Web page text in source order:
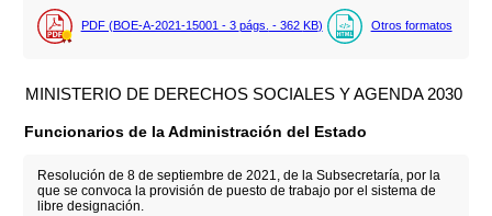
PDF (BOE-A-2021-15001 - 3 págs. - 362 KB) Otros formatos
MINISTERIO DE DERECHOS SOCIALES Y AGENDA 2030
Funcionarios de la Administración del Estado
Resolución de 8 de septiembre de 2021, de la Subsecretaría, por la
que se convoca la provisión de puesto de trabajo por el sistema de
libre designación.